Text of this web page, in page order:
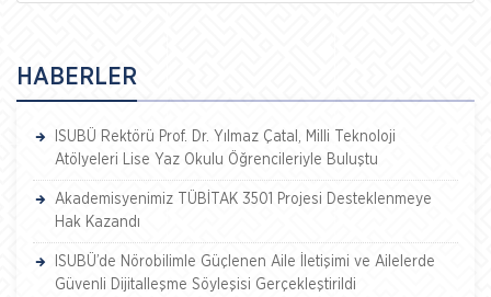
HABERLER
ISUBÜ Rektörü Prof. Dr. Yılmaz Çatal, Milli Teknoloji
Atölyeleri Lise Yaz Okulu Öğrencileriyle Buluştu
Akademisyenimiz TÜBİTAK 3501 Projesi Desteklenmeye
Hak Kazandı
ISUBÜ’de Nörobilimle Güçlenen Aile İletişimi ve Ailelerde
Güvenli Dijitalleşme Söyleşisi Gerçekleştirildi